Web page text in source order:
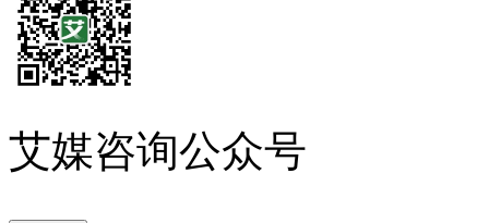
艾媒咨询公众号